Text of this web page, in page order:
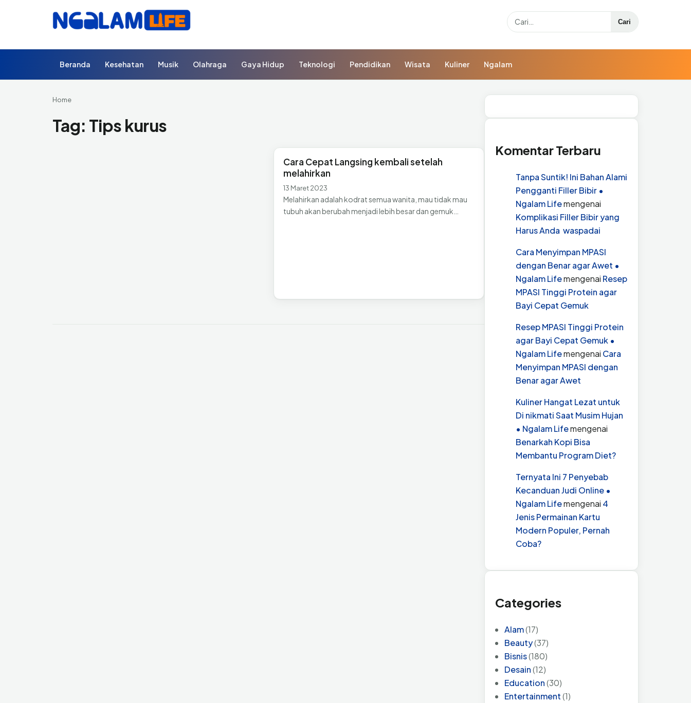
Search Cari
Beranda Kesehatan Musik Olahraga Gaya Hidup Teknologi Pendidikan Wisata Kuliner Ngalam
Home
Tag: Tips kurus
Cara Cepat Langsing kembali setelah
melahirkan
13 Maret 2023
Melahirkan adalah kodrat semua wanita, mau tidak mau
tubuh akan berubah menjadi lebih besar dan gemuk…
Komentar Terbaru
Tanpa Suntik! Ini Bahan Alami
Pengganti Filler Bibir •
Ngalam Lifemengenai
Komplikasi Filler Bibir yang
Harus Anda waspadai
Cara Menyimpan MPASI
dengan Benar agar Awet •
Ngalam Lifemengenai Resep
MPASI Tinggi Protein agar
Bayi Cepat Gemuk
Resep MPASI Tinggi Protein
agar Bayi Cepat Gemuk •
Ngalam Lifemengenai Cara
Menyimpan MPASI dengan
Benar agar Awet
Kuliner Hangat Lezat untuk
Di nikmati Saat Musim Hujan
• Ngalam Lifemengenai
Benarkah Kopi Bisa
Membantu Program Diet?
Ternyata Ini 7 Penyebab
Kecanduan Judi Online •
Ngalam Lifemengenai 4
Jenis Permainan Kartu
Modern Populer, Pernah
Coba?
Categories
Alam(17)
Beauty(37)
Bisnis(180)
Desain(12)
Education(30)
Entertainment(1)